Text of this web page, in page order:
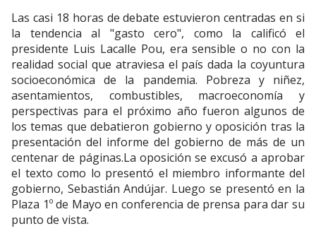
Las casi 18 horas de debate estuvieron centradas en si
la tendencia al "gasto cero", como la calificó el
presidente Luis Lacalle Pou, era sensible o no con la
realidad social que atraviesa el país dada la coyuntura
socioeconómica de la pandemia. Pobreza y niñez,
asentamientos, combustibles, macroeconomía y
perspectivas para el próximo año fueron algunos de
los temas que debatieron gobierno y oposición tras la
presentación del informe del gobierno de más de un
centenar de páginas.La oposición se excusó a aprobar
el texto como lo presentó el miembro informante del
gobierno, Sebastián Andújar. Luego se presentó en la
Plaza 1º de Mayo en conferencia de prensa para dar su
punto de vista.